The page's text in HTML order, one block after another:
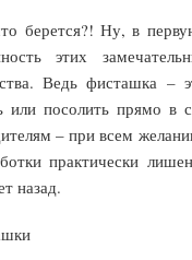
берется?! Ну, в
этих
Ведь фисташка –
или посолить прямо в
– при всем
практически
назад.